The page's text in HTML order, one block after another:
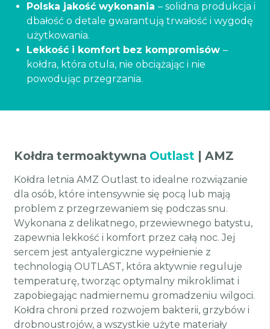
Polska jakość wykonania – solidna produkcja i
dbałość o detale gwarantują trwałość i wygodę
użytkowania.
Lekkość i komfort bez kompromisów –
kołdra, która otula, nie obciążając i nie
powodując przegrzania.
Kołdra termoaktywna Outlast | AMZ
Kołdra letnia AMZ Outlast to idealne rozwiązanie
dla osób, które intensywnie się pocą lub mają
problem z przegrzewaniem się podczas snu.
Wykonana z delikatnego, przewiewnego batystu,
zapewnia lekkość i komfort przez całą noc. Jej
sercem jest antyalergiczne wypełnienie z
technologią OUTLAST, która aktywnie reguluje
temperaturę, tworząc optymalny mikroklimat i
zapobiegając nadmiernemu gromadzeniu wilgoci.
Kołdra chroni przed rozwojem bakterii, grzybów i
drobnoustrojów, a wszystkie użyte materiały